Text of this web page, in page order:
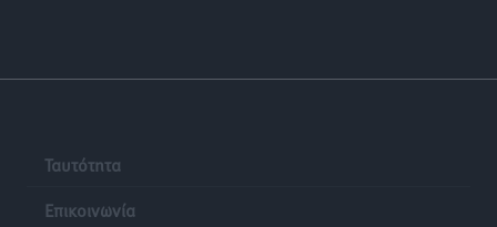
Ταυτότητα
Επικοινωνία